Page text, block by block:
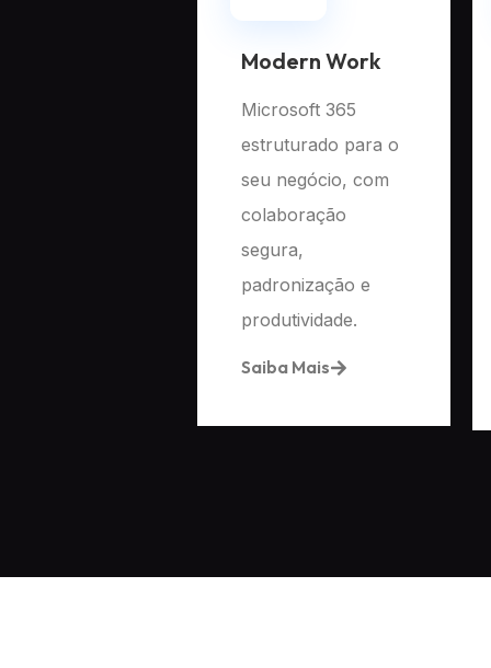
Modern Work
Microsoft 365
estruturado para o
seu negócio, com
colaboração
segura,
padronização e
produtividade.
Saiba Mais